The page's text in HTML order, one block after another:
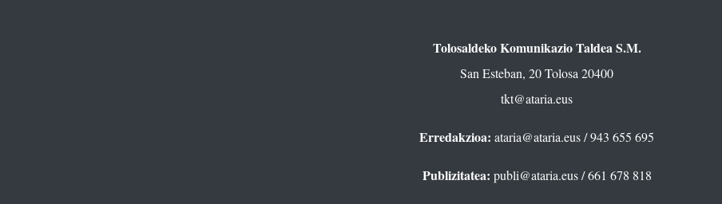
Tolosaldeko Komunikazio Taldea S.M.
San Esteban, 20 Tolosa 20400
tkt@ataria.eus
Erredakzioa: ataria@ataria.eus/ 943 655 695
Publizitatea: publi@ataria.eus/ 661 678 818